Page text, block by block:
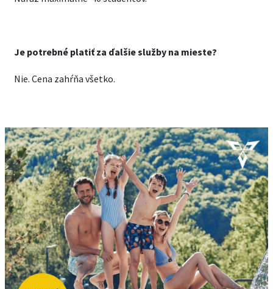
Je potrebné platiť za ďalšie služby na mieste?
Nie. Cena zahŕňa všetko.